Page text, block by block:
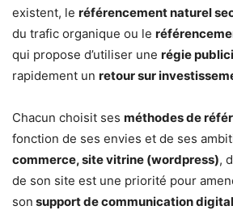
existent, le référencement naturel
du trafic organique ou le
qui propose d’utiliser une régie
rapidement un retour sur
Chacun choisit ses méthodes de
fonction de ses envies et de ses
commerce, site vitrine (wordpress),
de son site est une priorité pour
son support de communication